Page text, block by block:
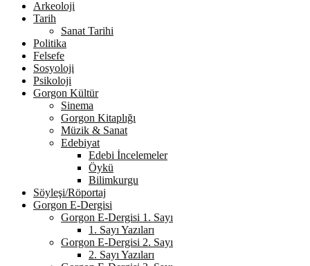
Arkeoloji
Tarih
Sanat Tarihi
Politika
Felsefe
Sosyoloji
Psikoloji
Gorgon Kültür
Sinema
Gorgon Kitaplığı
Müzik & Sanat
Edebiyat
Edebi İncelemeler
Öykü
Bilimkurgu
Söyleşi/Röportaj
Gorgon E-Dergisi
Gorgon E-Dergisi 1. Sayı
1. Sayı Yazıları
Gorgon E-Dergisi 2. Sayı
2. Sayı Yazıları